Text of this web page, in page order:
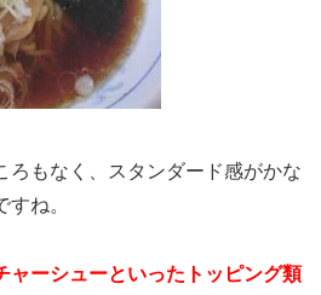
ろもなく、スタンダード感がかな
ね。
ャーシューといったトッピング類